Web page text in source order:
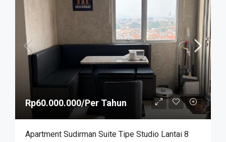
Rp60.000.000/Per Tahun
Apartment Sudirman Suite Tipe Studio Lantai 8